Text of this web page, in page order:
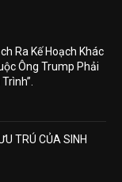
Ra Kế Hoạch Khác
Ông Trump Phải
TRÚ CỦA SINH